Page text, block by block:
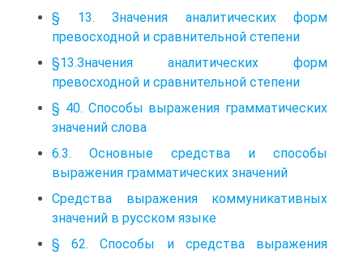
§ 13. Значения аналитических форм
превосходной и сравнительной степени
§13.Значения аналитических форм
превосходной и сравнительной степени
§ 40. Способы выражения грамматических
значений слова
6.3. Основные средства и способы
выражения грамматических значений
Средства выражения коммуникативных
значений в русском языке
§ 62. Способы и средства выражения